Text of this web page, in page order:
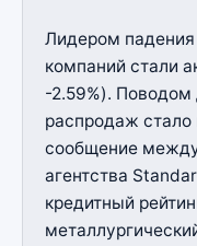
Лидером падения
компаний стали
-2.59%).
распродаж
сообщение
агентства
кредитный